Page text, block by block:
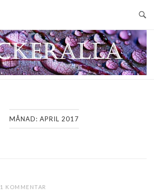
MÅNAD: APRIL 2017
1 KOMMENTAR